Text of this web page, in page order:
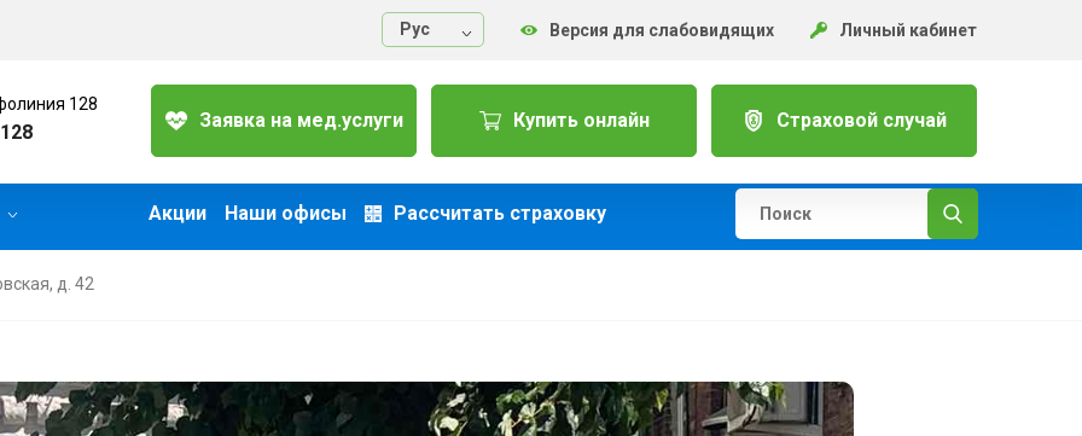
Руc Версия для слабовидящих Личный кабинет
128
Заявка на мед.услуги Купить онлайн Страховой случай
Акции Наши офисы Рассчитать страховку
д. 42